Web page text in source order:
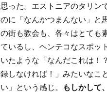
思った。エストニアのタリン
のに「なんかつまんない」と
の街も教会も、各々はとても
ているし、ヘンテコなスポッ
いたような「なんだこれは
録しなければ！」みたいなこ
い」という感じ。
もしかして